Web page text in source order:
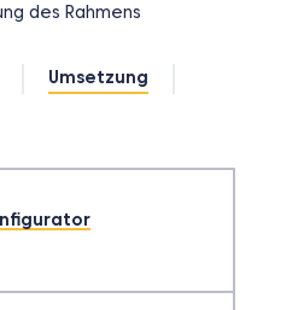
des Rahmens
Umsetzung